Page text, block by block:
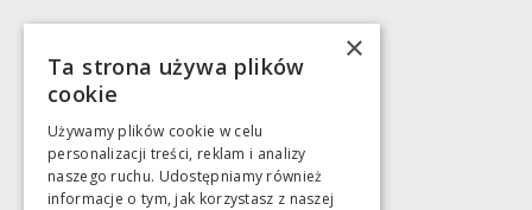
783 043 083
Magazyn
×
Ta strona używa plików
cookie
Używamy plików cookie w celu
personalizacji treści, reklam i analizy
naszego ruchu. Udostępniamy również
informacje o tym, jak korzystasz z naszej